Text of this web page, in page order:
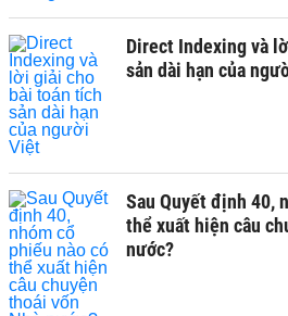
Direct Indexing và
sản dài hạn của
Sau Quyết định 40,
thể xuất hiện câu
nước?